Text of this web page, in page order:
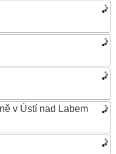
v Ústí nad Labem